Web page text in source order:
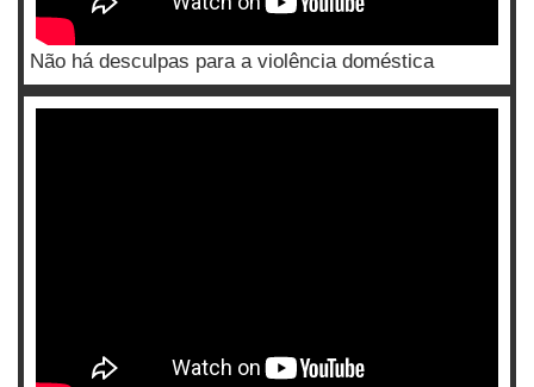
Não há desculpas para a violência doméstica